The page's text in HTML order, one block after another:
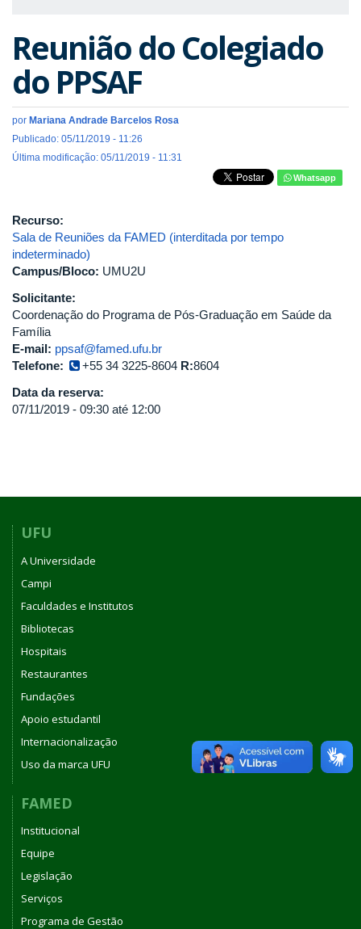
Reunião do Colegiado
do PPSAF
por Mariana Andrade Barcelos Rosa
Publicado: 05/11/2019 - 11:26
Última modificação: 05/11/2019 - 11:31
Whatsapp
Recurso:
Sala de Reuniões da FAMED (interditada por tempo
indeterminado)
Campus/Bloco: UMU2U
Solicitante:
Coordenação do Programa de Pós-Graduação em Saúde da
Família
E-mail: ppsaf@famed.ufu.br
Telefone:
+55 34 3225-8604 R:8604
Data da reserva:
07/11/2019 - 09:30 até 12:00
UFU
A Universidade
Campi
Faculdades e Institutos
Bibliotecas
Hospitais
Restaurantes
Fundações
Apoio estudantil
Internacionalização
Uso da marca UFU
FAMED
Institucional
Equipe
Legislação
Serviços
Programa de Gestão